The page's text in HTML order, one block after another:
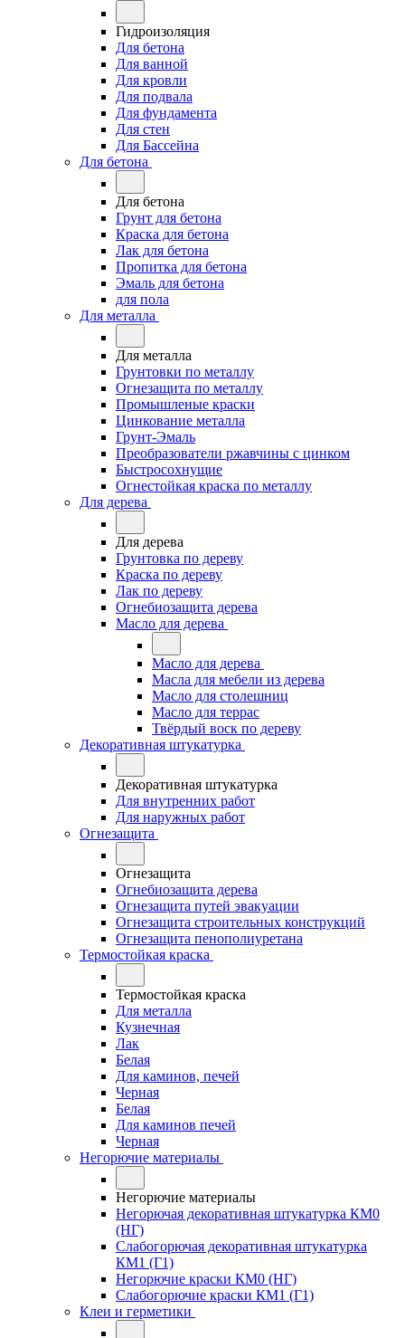
Гидроизоляция
Для бетона
Для ванной
Для кровли
Для подвала
Для фундамента
Для стен
Для Бассейна
Для бетона
Для бетона
Грунт для бетона
Краска для бетона
Лак для бетона
Пропитка для бетона
Эмаль для бетона
для пола
Для металла
Для металла
Грунтовки по металлу
Огнезащита по металлу
Промышленые краски
Цинкование металла
Грунт-Эмаль
Преобразователи ржавчины с цинком
Быстросохнущие
Огнестойкая краска по металлу
Для дерева
Для дерева
Грунтовка по дереву
Краска по дереву
Лак по дереву
Огнебиозащита дерева
Масло для дерева
Масло для дерева
Масла для мебели из дерева
Масло для столешниц
Масло для террас
Твёрдый воск по дереву
Декоративная штукатурка
Декоративная штукатурка
Для внутренних работ
Для наружных работ
Огнезащита
Огнезащита
Огнебиозащита дерева
Огнезащита путей эвакуации
Огнезащита строительных конструкций
Огнезащита пенополиуретана
Термостойкая краска
Термостойкая краска
Для металла
Кузнечная
Лак
Белая
Для каминов, печей
Черная
Белая
Для каминов печей
Черная
Негорючие материалы
Негорючие материалы
Негорючая декоративная штукатурка КМ0
(НГ)
Слабогорючая декоративная штукатурка
КМ1 (Г1)
Негорючие краски КМ0 (НГ)
Слабогорючие краски КМ1 (Г1)
Клеи и герметики